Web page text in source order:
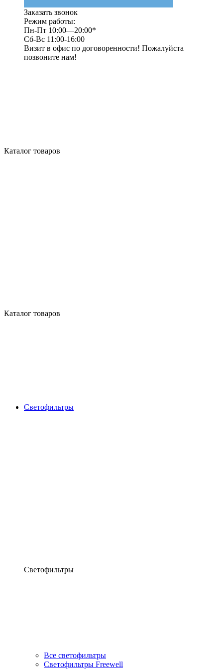
Заказать звонок
Режим работы:
Пн-Пт 10:00—20:00*
Сб-Вс 11:00-16:00
Визит в офис по договоренности! Пожалуйста
позвоните нам!
Каталог товаров
Каталог товаров
Светофильтры
Светофильтры
Все светофильтры
Светофильтры Freewell